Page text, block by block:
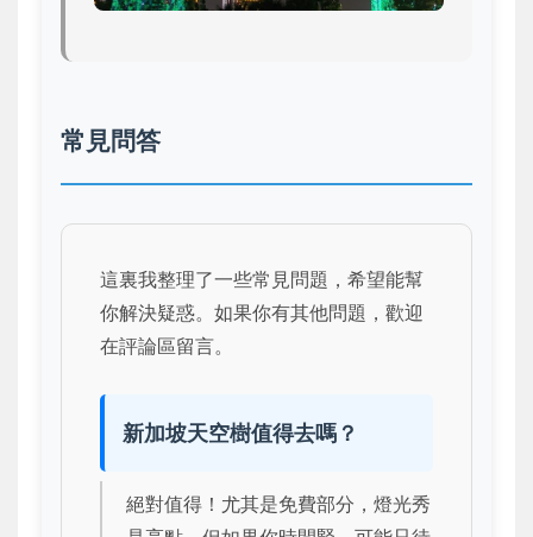
常見問答
這裏我整理了一些常見問題，希望能幫
你解決疑惑。如果你有其他問題，歡迎
在評論區留言。
新加坡天空樹值得去嗎？
絕對值得！尤其是免費部分，燈光秀